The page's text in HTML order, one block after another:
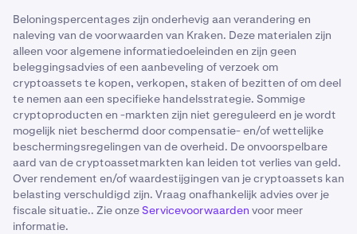
Beloningspercentages zijn onderhevig aan verandering en
naleving van de voorwaarden van Kraken. Deze materialen zijn
alleen voor algemene informatiedoeleinden en zijn geen
beleggingsadvies of een aanbeveling of verzoek om
cryptoassets te kopen, verkopen, staken of bezitten of om deel
te nemen aan een specifieke handelsstrategie. Sommige
cryptoproducten en -markten zijn niet gereguleerd en je wordt
mogelijk niet beschermd door compensatie- en/of wettelijke
beschermingsregelingen van de overheid. De onvoorspelbare
aard van de cryptoassetmarkten kan leiden tot verlies van geld.
Over rendement en/of waardestijgingen van je cryptoassets kan
belasting verschuldigd zijn. Vraag onafhankelijk advies over je
fiscale situatie.. Zie onzeServicevoorwaarden voor meer
informatie.